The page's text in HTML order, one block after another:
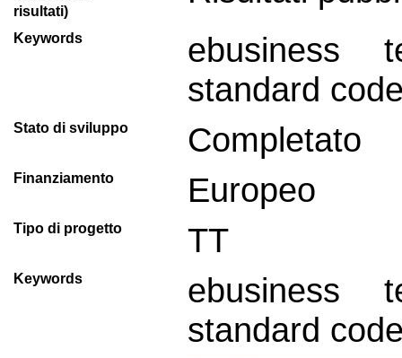
risultati)
Keywords
ebusiness
standard
Stato di sviluppo Completato
Finanziamento Europeo
Tipo di progetto TT
Keywords
ebusiness
standard